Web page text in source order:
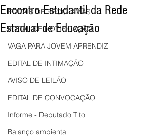
EDITAIS DE PROCLAMAS
EDITAL DE NOTIFICAÇÃO
VAGA PARA JOVEM APRENDIZ
EDITAL DE INTIMAÇÃO
AVISO DE LEILÃO
EDITAL DE CONVOCAÇÃO
Informe - Deputado Tito
Balanço ambiental
Encontro Estudantil da Rede
Estadual de Educação